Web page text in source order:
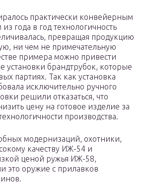
практически конвейерным
года в год технологичность
превращая продукцию
ни чем не примечательную
примера можно привести
установки брандтрубок, которые
партиях. Так как установка
исключительно ручного
решили отказаться, что
цену на готовое изделие за
производства.
модернизаций, охотники,
качеству ИЖ-54 и
ценой ружья ИЖ-58,
это оружие с прилавков